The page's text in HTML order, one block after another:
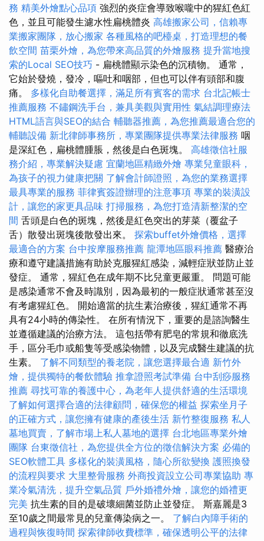
務 精美外燴點心品項 強烈的炎症會導致喉嚨中的猩紅色紅
色，並且可能發生濾水性扁桃體炎 高雄搬家公司，信賴專
業搬家團隊，放心搬家 各種風格的吧檯桌，打造理想的餐
飲空間 苗栗外燴，為您帶來高品質的外燴服務 提升當地搜
索的Local SEO技巧 - 扁桃體顯示染色的沉積物。 通常，
它始於發燒，發冷，嘔吐和咽部，但也可以伴有頭部和腹
痛。 多樣化自助餐選擇，滿足所有賓客的需求 台北記帳士
推薦服務 不鏽鋼洗手台，兼具美觀與實用性 氣結調理療法
HTML語言與SEO的結合 輔聽器推薦，為您推薦最適合您的
輔聽設備 新北律師事務所，專業團隊提供專業法律服務 咽
是深紅色，扁桃體腫脹，然後是白色斑塊。 高雄徵信社服
務介紹，專業解決疑慮 宜蘭地區精緻外燴 專業兒童眼科，
為孩子的視力健康把關 了解會計師證照，為您的業務選擇
最具專業的服務 菲律賓簽證辦理的注意事項 專業的裝潢設
計，讓您的家更具品味 打掃服務，為您打造清新整潔的空
間 舌頭是白色的斑塊，然後是紅色突出的芽菜（覆盆子
舌）散發出斑塊後散發出來。 探索buffet外燴價格，選擇
最適合的方案 台中按摩服務推薦 龍潭地區眼科推薦 醫療治
療和遵守建議措施有助於克服猩紅感染，減輕症狀並防止並
發症。 通常，猩紅色在成年期不比兒童更嚴重。 問題可能
是感染通常不會及時識別，因為最初的一般症狀通常甚至沒
有考慮猩紅色。 開始適當的抗生素治療後，猩紅通常不再
具有24小時的傳染性。 在所有情況下，重要的是諮詢醫生
並遵循建議的治療方法。 這包括帶有肥皂的常規和徹底洗
手，區分毛巾或船隻等受感染物體，以及完成醫生建議的抗
生素。 了解不同類型的養老院，讓您選擇最合適 新竹外
燴，提供獨特的餐飲體驗 推拿證照考試準備 台中刮痧服務
推薦 尋找可靠的養護中心，為老年人提供舒適的生活環境
了解如何選擇合適的法律顧問，確保您的權益 探索坐月子
的正確方式，讓您擁有健康的產後生活 新竹整復服務 私人
墓地買賣，了解市場上私人墓地的選擇 台北地區專業外燴
團隊 台東徵信社，為您提供全方位的徵信解決方案 必備的
SEO軟體工具 多樣化的裝潢風格，隨心所欲變換 護照換發
的流程與要求 大里整骨服務 外商投資設立公司專業協助 專
業冷氣清洗，提升空氣品質 戶外婚禮外燴，讓您的婚禮更
完美 抗生素的目的是破壞細菌並防止並發症。 斯嘉麗是3
至10歲之間最常見的兒童傳染病之一。 了解白內障手術的
過程與恢復時間 探索律師收費標準，確保透明公平的法律